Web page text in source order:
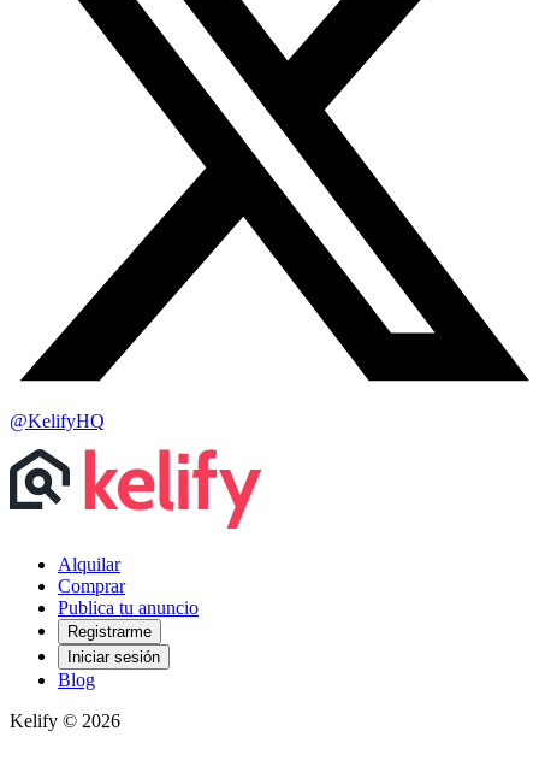
@KelifyHQ
Alquilar
Comprar
Publica tu anuncio
Registrarme
Iniciar sesión
Blog
Kelify © 2026